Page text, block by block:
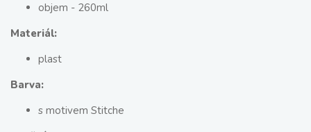
objem - 260ml
Materiál:
plast
Barva:
s motivem Stitche